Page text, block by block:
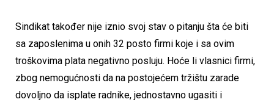
Sindikat također nije iznio svoj stav o pitanju šta će biti
sa zaposlenima u onih 32 posto firmi koje i sa ovim
troškovima plata negativno posluju. Hoće li vlasnici firmi,
zbog nemogućnosti da na postojećem tržištu zarade
dovoljno da isplate radnike, jednostavno ugasiti i